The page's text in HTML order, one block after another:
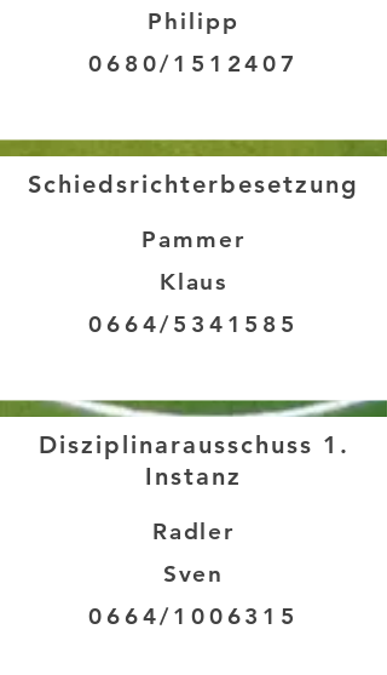
Philipp
0680/1512407
Schiedsrichterbesetzung
Pammer
Klaus
0664/5341585
Disziplinarausschuss 1.
Instanz
Radler
Sven
0664/1006315